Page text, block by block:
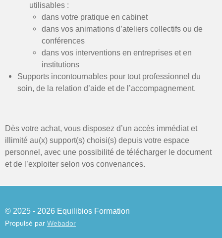
utilisables :
dans votre pratique en cabinet
dans vos animations d’ateliers collectifs ou de
conférences
dans vos interventions en entreprises et en
institutions
Supports incontournables pour tout professionnel du
soin, de la relation d’aide et de l’accompagnement.
Dès votre achat, vous disposez d’un accès immédiat et
illimité au(x) support(s) choisi(s) depuis votre espace
personnel, avec une possibilité de télécharger le document
et de l’exploiter selon vos convenances.
© 2025 - 2026 Equilibios Formation
Propulsé par Webador